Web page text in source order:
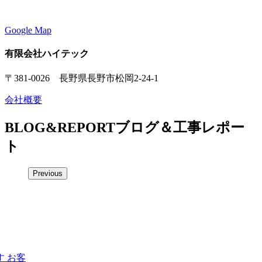
Google Map
有限会社ハイテック
〒381-0026 長野県長野市松岡2-24-1
会社概要
BLOG&REPORTブログ＆工事レポー
ト
Previous
お客